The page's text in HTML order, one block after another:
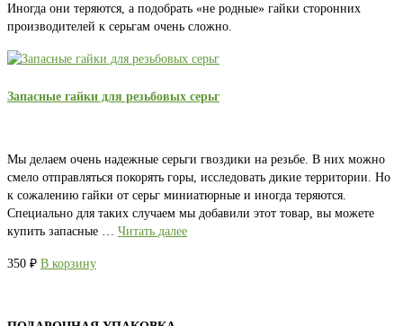
Иногда они теряются, а подобрать «не родные» гайки сторонних
производителей к серьгам очень сложно.
Запасные гайки для резьбовых серьг
Мы делаем очень надежные серьги гвоздики на резьбе. В них можно
смело отправляться покорять горы, исследовать дикие территории. Но
к сожалению гайки от серьг миниатюрные и иногда теряются.
Специально для таких случаем мы добавили этот товар, вы можете
купить запасные … Читать далее
350 ₽ В корзину